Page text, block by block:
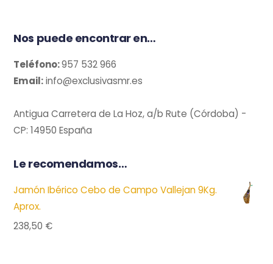
Nos puede encontrar en…
Teléfono:957 532 966
Email:info@exclusivasmr.es
Antigua Carretera de La Hoz, a/b Rute (Córdoba) -
CP: 14950 España
Le recomendamos…
Jamón Ibérico Cebo de Campo Vallejan 9Kg.
Aprox.
238,50 €